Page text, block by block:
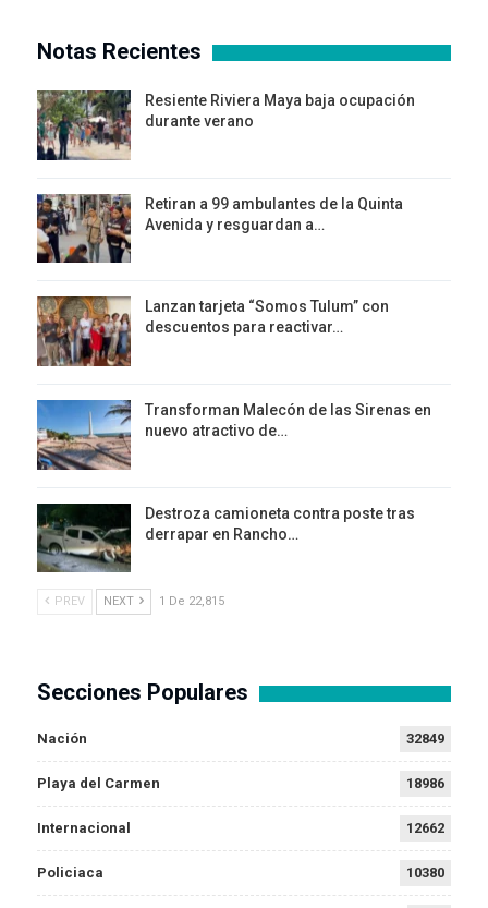
Notas Recientes
Resiente Riviera Maya baja ocupación
durante verano
Retiran a 99 ambulantes de la Quinta
Avenida y resguardan a…
Lanzan tarjeta “Somos Tulum” con
descuentos para reactivar…
Transforman Malecón de las Sirenas en
nuevo atractivo de…
Destroza camioneta contra poste tras
derrapar en Rancho…
PREV NEXT 1 De 22,815
Secciones Populares
Nación 32849
Playa del Carmen 18986
Internacional 12662
Policiaca 10380